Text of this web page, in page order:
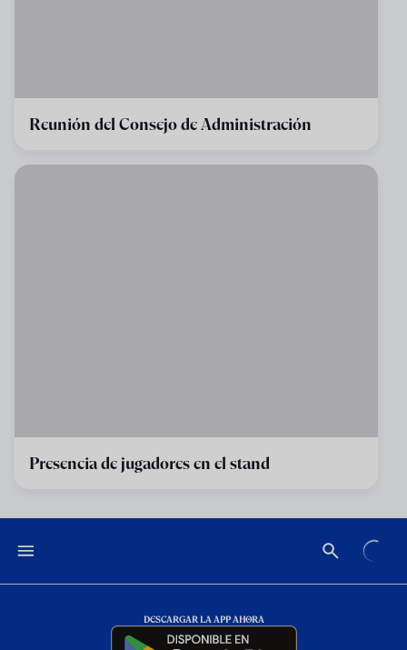
Reunión del Consejo de Administración
Presencia de jugadores en el stand
DESCARGAR LA APP AHORA